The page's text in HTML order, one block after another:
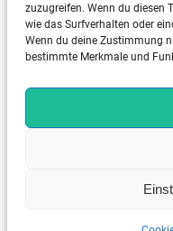
zuzugreifen. Wenn du diesen
wie das Surfverhalten oder
Wenn du deine Zustimmung
bestimmte Merkmale und
Smart Home
Tuya ViCare